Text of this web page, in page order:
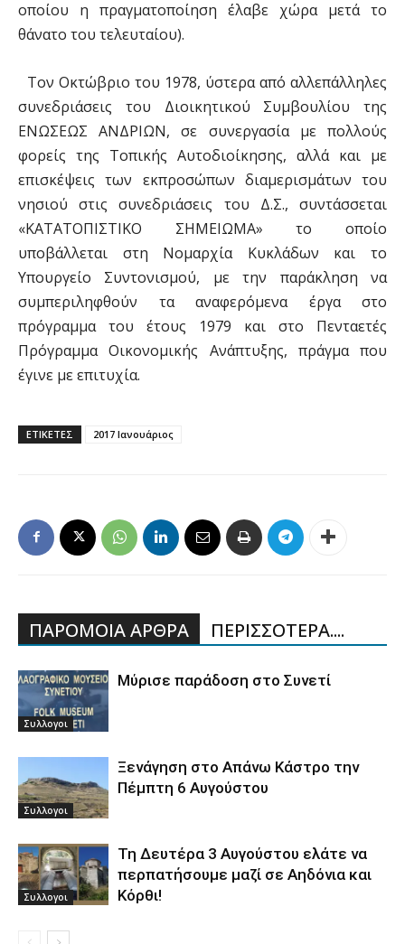
οποίου η πραγματοποίηση έλαβε χώρα μετά το
θάνατο του τελευταίου).
Τον Οκτώβριο του 1978, ύστερα από αλλεπάλληλες
συνεδριάσεις του Διοικητικού Συμβουλίου της
ΕΝΩΣΕΩΣ ΑΝΔΡΙΩΝ, σε συνεργασία με πολλούς
φορείς της Τοπικής Αυτοδιοίκησης, αλλά και με
επισκέψεις των εκπροσώπων διαμερισμάτων του
νησιού στις συνεδριάσεις του Δ.Σ., συντάσσεται
«ΚΑΤΑΤΟΠΙΣΤΙΚΟ ΣΗΜΕΙΩΜΑ» το οποίο
υποβάλλεται στη Νομαρχία Κυκλάδων και το
Υπουργείο Συντονισμού, με την παράκληση να
συμπεριληφθούν τα αναφερόμενα έργα στο
πρόγραμμα του έτους 1979 και στο Πενταετές
Πρόγραμμα Οικονομικής Ανάπτυξης, πράγμα που
έγινε με επιτυχία.
ΕΤΙΚΕΤΕΣ 2017 Ιανουάριος
ΠΑΡΟΜΟΙΑ ΑΡΘΡΑ ΠΕΡΙΣΣΟΤΕΡΑ....
Συλλογοι
Μύρισε παράδοση στο Συνετί
Συλλογοι
Ξενάγηση στο Απάνω Κάστρο την
Πέμπτη 6 Αυγούστου
Συλλογοι
Τη Δευτέρα 3 Αυγούστου ελάτε να
περπατήσουμε μαζί σε Αηδόνια και
Κόρθι!